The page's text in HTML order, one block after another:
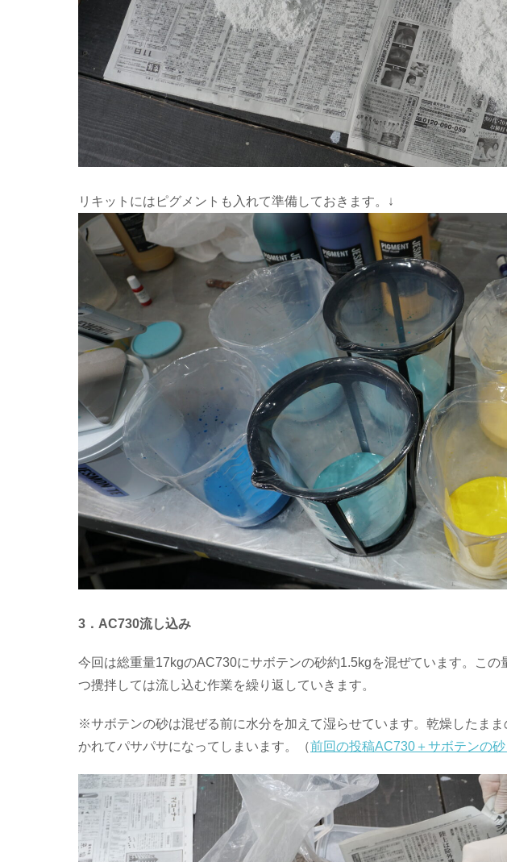
リキットにはピグメントも入れて準備しておきます。↓
3．AC730流し込み
今回は総重量17kgのAC730にサボテンの砂約1.5kgを混ぜています。こ
つ攪拌しては流し込む作業を繰り返していきます。
※サボテンの砂は混ぜる前に水分を加えて湿らせています。乾燥したま
かれてパサパサになってしまいます。（前回の投稿AC730＋サボテンの砂